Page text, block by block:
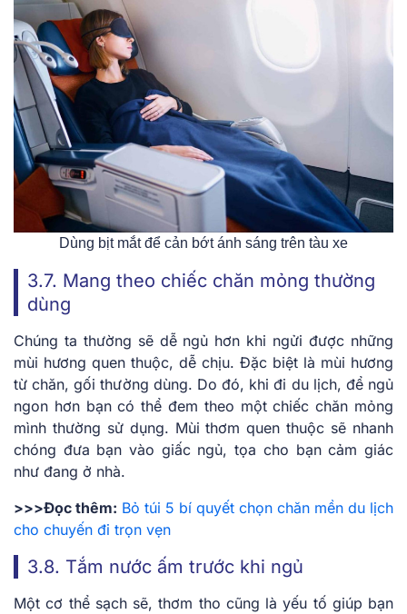
Dùng bịt mắt để cản bớt ánh sáng trên tàu xe
3.7. Mang theo chiếc chăn mỏng thường
dùng
Chúng ta thường sẽ dễ ngủ hơn khi ngửi được những
mùi hương quen thuộc, dễ chịu. Đặc biệt là mùi hương
từ chăn, gối thường dùng. Do đó, khi đi du lịch, để ngủ
ngon hơn bạn có thể đem theo một chiếc chăn mỏng
mình thường sử dụng. Mùi thơm quen thuộc sẽ nhanh
chóng đưa bạn vào giấc ngủ, tọa cho bạn cảm giác
như đang ở nhà.
>>>Đọc thêm: Bỏ túi 5 bí quyết chọn chăn mền du lịch
cho chuyến đi trọn vẹn
3.8. Tắm nước ấm trước khi ngủ
Một cơ thể sạch sẽ, thơm tho cũng là yếu tố giúp bạn